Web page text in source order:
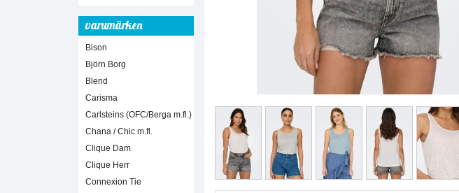
varumärken
Bison
Björn Borg
Blend
Carisma
Carlsteins (OFC/Berga m.fl.)
Chana / Chic m.fl.
Clique Dam
Clique Herr
Connexion Tie